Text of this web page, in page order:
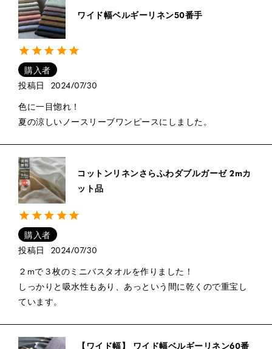
ワイド幅ベルギーリネン50番手
購入者
投稿日
2024/07/30
色に一目惚れ！
夏の涼しいノースリーブワンピースにしました。
コットンリネンさらふわダブルガーゼ 2mカ
ット品
購入者
投稿日
2024/07/30
２mで３枚のミニバスタオルを作りました！
しっかりと吸水性もあり、あっという間に乾くので重宝し
ています。
【ワイド幅】 ワイド幅ベルギーリネン60番